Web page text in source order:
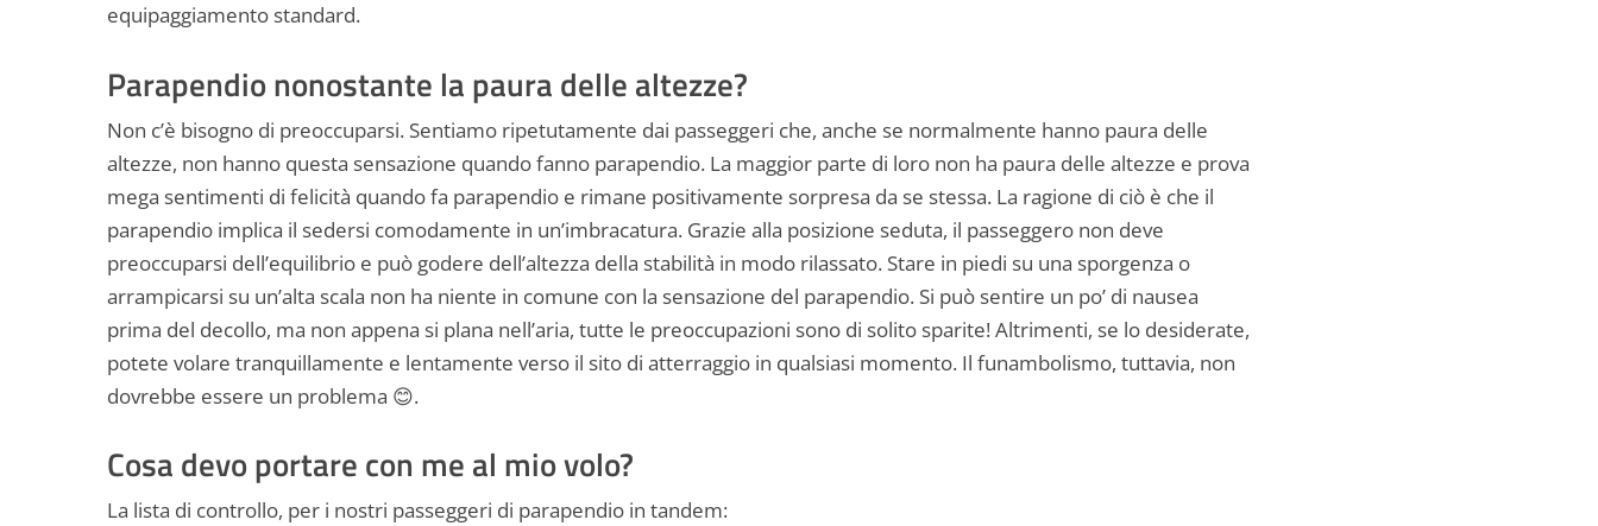
equipaggiamento standard.
Parapendio nonostante la paura delle altezze?
Non c’è bisogno di preoccuparsi. Sentiamo ripetutamente dai passeggeri che, anche se normalmente hanno paura delle
altezze, non hanno questa sensazione quando fanno parapendio. La maggior parte di loro non ha paura delle altezze e prova
mega sentimenti di felicità quando fa parapendio e rimane positivamente sorpresa da se stessa. La ragione di ciò è che il
parapendio implica il sedersi comodamente in un’imbracatura. Grazie alla posizione seduta, il passeggero non deve
preoccuparsi dell’equilibrio e può godere dell’altezza della stabilità in modo rilassato. Stare in piedi su una sporgenza o
arrampicarsi su un’alta scala non ha niente in comune con la sensazione del parapendio. Si può sentire un po’ di nausea
prima del decollo, ma non appena si plana nell’aria, tutte le preoccupazioni sono di solito sparite! Altrimenti, se lo desiderate,
potete volare tranquillamente e lentamente verso il sito di atterraggio in qualsiasi momento. Il funambolismo, tuttavia, non
dovrebbe essere un problema 😊.
Cosa devo portare con me al mio volo?
La lista di controllo, per i nostri passeggeri di parapendio in tandem: